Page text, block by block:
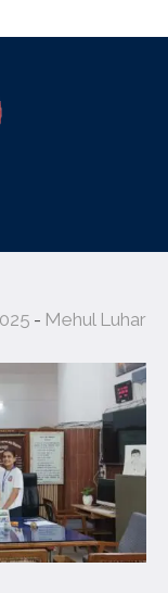
Mehul Luhar